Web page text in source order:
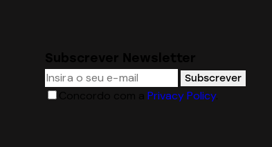
Subscrever
Privacy Policy.